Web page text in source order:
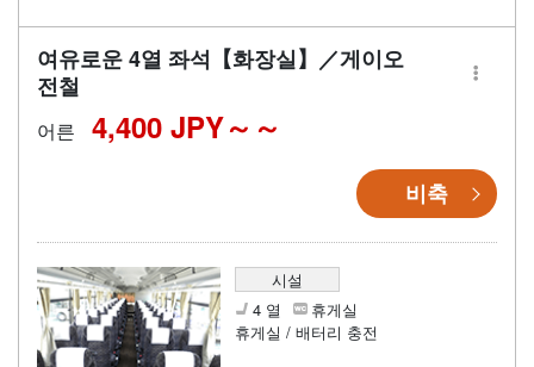
여유로운 4열 좌석【화장실】／게이오
전철
어른 4,400 JPY～
비축
시설
4 열
휴게실
휴게실 / 배터리 충전